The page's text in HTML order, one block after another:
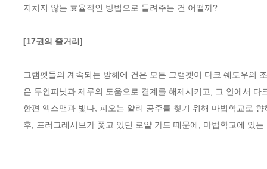
지치지 않는 효율적인 방법으로 들려주는 건 어떨까?
[17권의 줄거리]
그램펫들의 계속되는 방해에 건은 모든 그램펫이 다크 쉐도우의
은 투인피닛과 제루의 도움으로 결계를 해제시키고, 그 안에서
한편 엑스맨과 빛나, 피오는 얄리 공주를 찾기 위해 마법학교로
후, 프러그레시브가 쫓고 있던 로얄 가드 때문에, 마법학교에 있